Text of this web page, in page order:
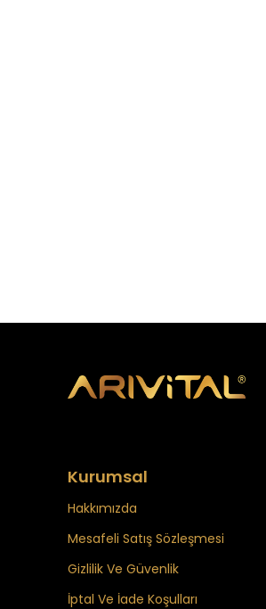
Kurumsal
Hakkımızda
Mesafeli Satış Sözleşmesi
Gizlilik Ve Güvenlik
İptal Ve İade Koşulları